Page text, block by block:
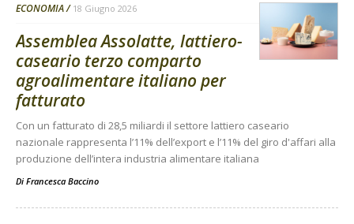
ECONOMIA 18 Giugno 2026
Assemblea Assolatte, lattiero-
caseario terzo comparto
agroalimentare italiano per
fatturato
Con un fatturato di 28,5 miliardi il settore lattiero caseario
nazionale rappresenta l’11% dell’export e l’11% del giro d'affari alla
produzione dell’intera industria alimentare italiana
Di Francesca Baccino